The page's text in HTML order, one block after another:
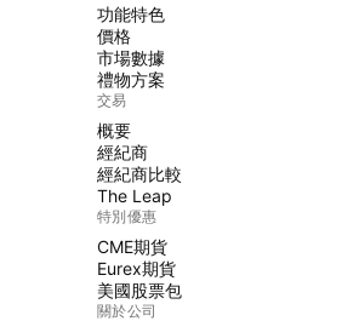
功能特色
價格
市場數據
禮物方案
交易
概要
經紀商
經紀商比較
The Leap
特別優惠
CME期貨
Eurex期貨
美國股票包
關於公司